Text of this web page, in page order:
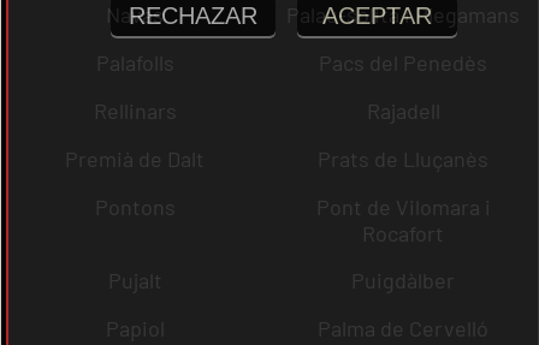
Navas
Palau-solità i Plegamans
Palafolls
Pacs del Penedès
Rellinars
Rajadell
Premià de Dalt
Prats de Lluçanès
Pontons
Pont de Vilomara i
Rocafort
Pujalt
Puigdàlber
Papiol
Palma de Cervelló
RECHAZAR ACEPTAR